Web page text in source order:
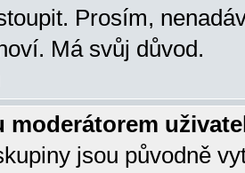
Prosím,
Má svůj důvod.
moderátorem
jsou původně